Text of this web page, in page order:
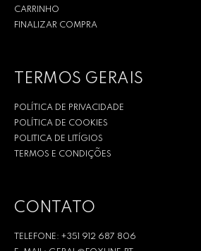
CARRINHO
FINALIZAR COMPRA
TERMOS GERAIS
POLÍTICA DE PRIVACIDADE
POLÍTICA DE COOKIES
POLITICA DE LITÍGIOS
TERMOS E CONDIÇÕES
CONTATO
TELEFONE: +351 912 687 806